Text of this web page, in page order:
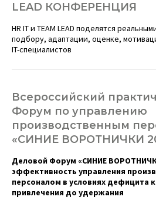
LEAD КОНФЕРЕНЦИЯ
HR IT и TEAM LEAD поделятся
подбору, адаптации, оценке,
IT-специалистов
Всероссийский
Форум по управлению
производственным
«СИНИЕ ВОРОТНИЧКИ
Деловой Форум «СИНИЕ
эффективность управления
персоналом в условиях дефицита
привлечения до удержания